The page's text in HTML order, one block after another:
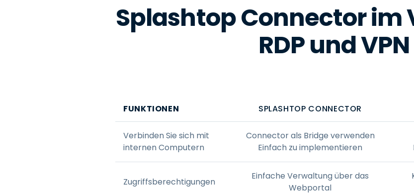
Splashtop Connector im
RDP und VPN
FUNKTIONEN SPLASHTOP CONNECTOR
Verbinden Sie sich mit
internen Computern
Connector als Bridge verwenden
Einfach zu implementieren
Zugriffsberechtigungen
Einfache Verwaltung über das
Webportal